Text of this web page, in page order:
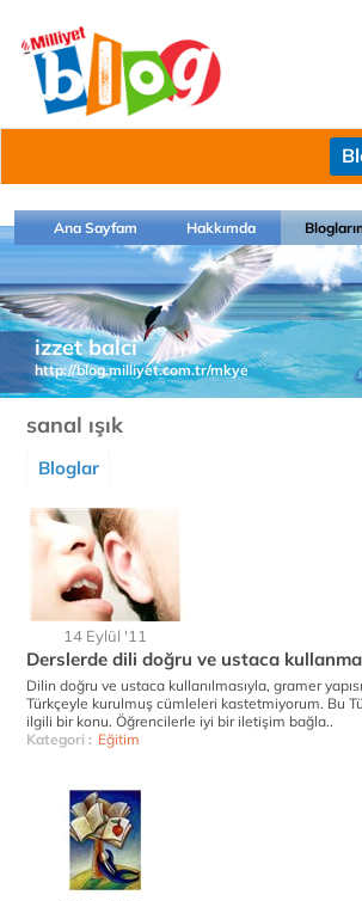
Ana Sayfam Hakkımda
izzet balci
http://blog.milliyet.com.tr/mkye
sanal ışık
Bloglar
14 Eylül '11
Derslerde dili doğru ve ustaca kullanma
Dilin doğru ve ustaca kullanılmasıyla, gramer
Türkçeyle kurulmuş cümleleri kastetmiyorum. Bu
ilgili bir konu. Öğrencilerle iyi bir iletişim bağla..
Kategori : Eğitim